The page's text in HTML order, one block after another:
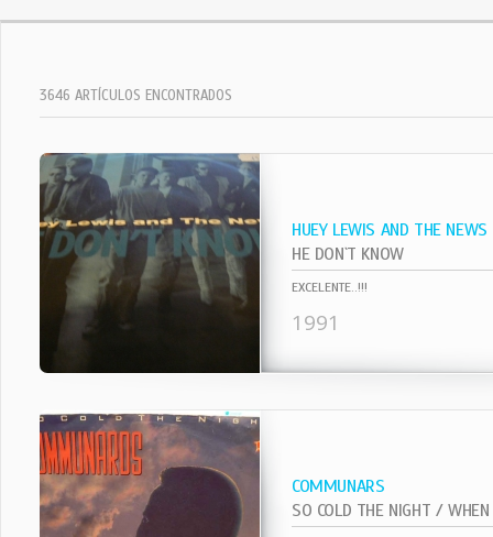
3646 ARTÍCULOS ENCONTRADOS
HUEY LEWIS AND THE NEWS
HE DON`T KNOW
EXCELENTE..!!!
1991
COMMUNARS